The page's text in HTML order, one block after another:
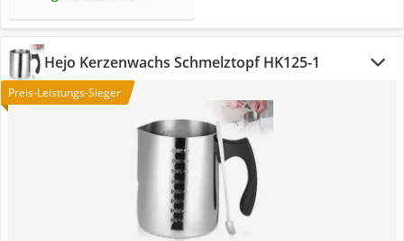
Hejo Kerzenwachs Schmelztopf HK125-1
Preis-Leistungs-Sieger